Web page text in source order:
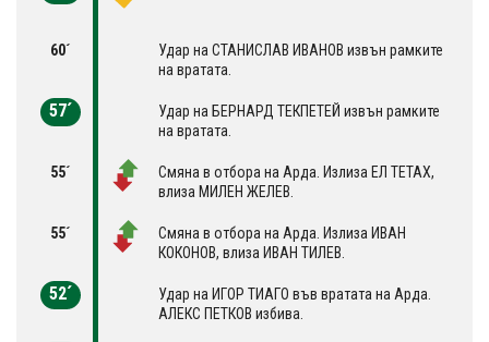
60´
Удар на СТАНИСЛАВ ИВАНОВ извън рамките
на вратата.
57´
Удар на БЕРНАРД ТЕКПЕТЕЙ извън рамките
на вратата.
55´
Смяна в отбора на Арда. Излиза ЕЛ ТЕТАХ,
влиза МИЛЕН ЖЕЛЕВ.
55´
Смяна в отбора на Арда. Излиза ИВАН
КОКОНОВ, влиза ИВАН ТИЛЕВ.
52´
Удар на ИГОР ТИАГО във вратата на Арда.
АЛЕКС ПЕТКОВ избива.